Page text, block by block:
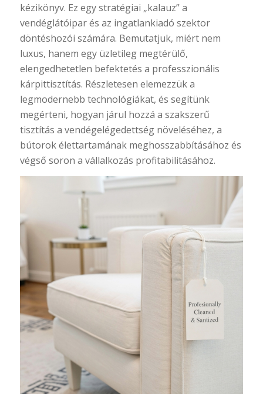
kézikönyv. Ez egy stratégiai „kalauz” a
vendéglátóipar és az ingatlankiadó szektor
döntéshozói számára. Bemutatjuk, miért nem
luxus, hanem egy üzletileg megtérülő,
elengedhetetlen befektetés a professzionális
kárpittisztítás. Részletesen elemezzük a
legmodernebb technológiákat, és segítünk
megérteni, hogyan járul hozzá a szakszerű
tisztítás a vendégelégedettség növeléséhez, a
bútorok élettartamának meghosszabbításához és
végső soron a vállalkozás profitabilitásához.